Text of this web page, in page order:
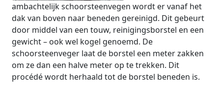
ambachtelijk schoorsteenvegen wordt er vanaf het
dak van boven naar beneden gereinigd. Dit gebeurt
door middel van een touw, reinigingsborstel en een
gewicht – ook wel kogel genoemd. De
schoorsteenveger laat de borstel een meter zakken
om ze dan een halve meter op te trekken. Dit
procédé wordt herhaald tot de borstel beneden is.